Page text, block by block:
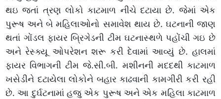
થઇ જતાં ત્રણ લોકો કાટમાળ નીચે દટાયા છે. જેમાં એક
પુરૂષ અને બે મહિલાઓનો સમાવેશ થાય છે. ઘટનાની જાણ
થતાં ગોંડલ ફાયર બ્રિગેડની ટીમ ઘટનાસ્થળે પહોંચી ગઇ છે
અને રેસ્ક્યૂ ઓપરેશન શરૂ કરી દેવામાં આવ્યું છે. હાલમાં
ફાયર વિભાગની ટીમ જે.સી.બી. મશીનની મદદથી કાટમાળ
ખસેડીને દટાયેલા લોકોને બહાર કાઢવાની કામગીરી કરી રહી
છે. આ દુર્ઘટનામાં હજુ એક પુરૂષ અને એક મહિલા કાટમાળ